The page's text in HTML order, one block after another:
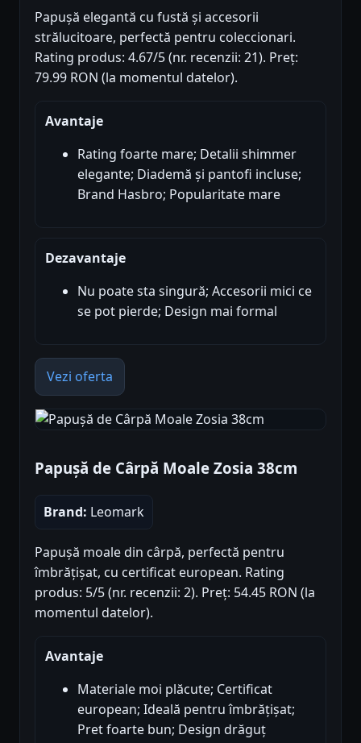
Papușă elegantă cu fustă și accesorii
strălucitoare, perfectă pentru coleccionari.
Rating produs: 4.67/5 (nr. recenzii: 21). Preț:
79.99 RON (la momentul datelor).
Avantaje
Rating foarte mare; Detalii shimmer
elegante; Diademă și pantofi incluse;
Brand Hasbro; Popularitate mare
Dezavantaje
Nu poate sta singură; Accesorii mici ce
se pot pierde; Design mai formal
Vezi oferta
Papușă de Cârpă Moale Zosia 38cm
Brand: Leomark
Papușă moale din cârpă, perfectă pentru
îmbrățișat, cu certificat european. Rating
produs: 5/5 (nr. recenzii: 2). Preț: 54.45 RON (la
momentul datelor).
Avantaje
Materiale moi plăcute; Certificat
european; Ideală pentru îmbrățișat;
Pret foarte bun; Design drăguț